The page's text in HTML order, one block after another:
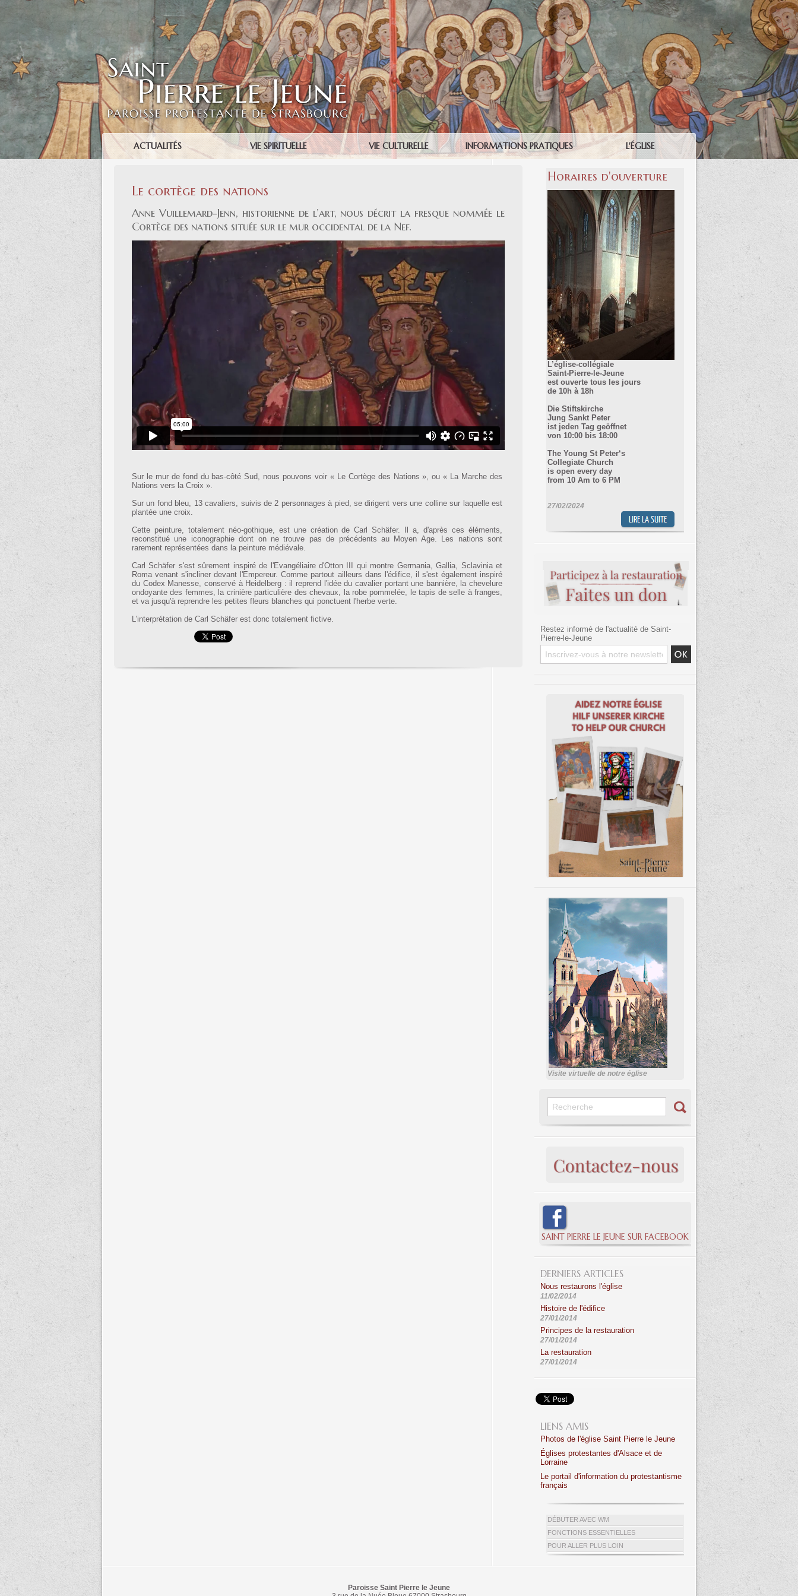
ACTUALITÉS VIE SPIRITUELLE VIE CULTURELLE INFORMATIONS PRATIQUES L'ÉGLISE
Le cortège des nations
Anne Vuillemard-Jenn, historienne de l’art, nous décrit la fresque nommée le
Cortège des nations située sur le mur occidental de la Nef.
Sur le mur de fond du bas-côté Sud, nous pouvons voir « Le Cortège des Nations », ou « La Marche des
Nations vers la Croix ».
Sur un fond bleu, 13 cavaliers, suivis de 2 personnages à pied, se dirigent vers une colline sur laquelle est
plantée une croix.
Cette peinture, totalement néo-gothique, est une création de Carl Schäfer. Il a, d'après ces éléments,
reconstitué une iconographie dont on ne trouve pas de précédents au Moyen Age. Les nations sont
rarement représentées dans la peinture médiévale.
Carl Schäfer s'est sûrement inspiré de l'Evangéliaire d'Otton III qui montre Germania, Gallia, Sclavinia et
Roma venant s'incliner devant l'Empereur. Comme partout ailleurs dans l'édifice, il s'est également inspiré
du Codex Manesse, conservé à Heidelberg : il reprend l'idée du cavalier portant une bannière, la chevelure
ondoyante des femmes, la crinière particulière des chevaux, la robe pommelée, le tapis de selle à franges,
et va jusqu'à reprendre les petites fleurs blanches qui ponctuent l'herbe verte.
L'interprétation de Carl Schäfer est donc totalement fictive.
Horaires d'ouverture
L’église-collégiale
Saint-Pierre-le-Jeune
est ouverte tous les jours
de 10h à 18h
Die Stiftskirche
Jung Sankt Peter
ist jeden Tag geöffnet
von 10:00 bis 18:00
The Young St Peter‘s
Collegiate Church
is open every day
from 10 Am to 6 PM
27/02/2024
Restez informé de l'actualité de Saint-
Pierre-le-Jeune
Visite virtuelle de notre église
SAINT PIERRE LE JEUNE SUR FACEBOOK
DERNIERS ARTICLES
Nous restaurons l'église
11/02/2014
Histoire de l'édifice
27/01/2014
Principes de la restauration
27/01/2014
La restauration
27/01/2014
LIENS AMIS
Photos de l'église Saint Pierre le Jeune
Églises protestantes d'Alsace et de
Lorraine
Le portail d'information du protestantisme
français
DÉBUTER AVEC WM
FONCTIONS ESSENTIELLES
POUR ALLER PLUS LOIN
Paroisse Saint Pierre le Jeune